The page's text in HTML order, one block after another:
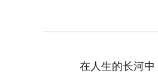
在人生的长河中，